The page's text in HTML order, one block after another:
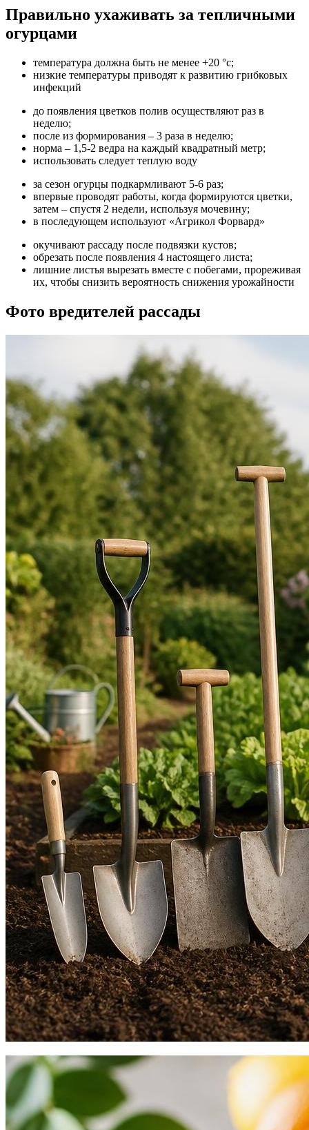
Правильно ухаживать за тепличными
огурцами
температура должна быть не менее +20 °с;
низкие температуры приводят к развитию грибковых
инфекций
до появления цветков полив осуществляют раз в
неделю;
после из формирования – 3 раза в неделю;
норма – 1,5-2 ведра на каждый квадратный метр;
использовать следует теплую воду
за сезон огурцы подкармливают 5-6 раз;
впервые проводят работы, когда формируются цветки,
затем – спустя 2 недели, используя мочевину;
в последующем используют «Агрикол Форвард»
окучивают рассаду после подвязки кустов;
обрезать после появления 4 настоящего листа;
лишние листья вырезать вместе с побегами, прореживая
их, чтобы снизить вероятность снижения урожайности
Фото вредителей рассады